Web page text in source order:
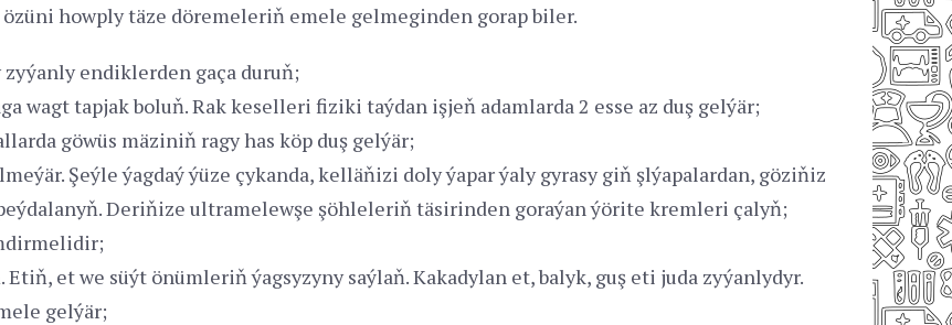
howply täze döremeleriň emele gelmeginden gorap biler.
endiklerden gaça duruň;
wagt tapjak boluň. Rak keselleri fiziki taýdan işjeň adamlarda 2 esse az duş gelýär;
göwüs mäziniň ragy has köp duş gelýär;
Şeýle ýagdaý ýüze çykanda, kelläňizi doly ýapar ýaly gyrasy giň şlýapalardan, göziňiz
Deriňize ultramelewşe şöhleleriň täsirinden goraýan ýörite kremleri çalyň;
et we süýt önümleriň ýagsyzyny saýlaň. Kakadylan et, balyk, guş eti juda zyýanlydyr.
gelýär;